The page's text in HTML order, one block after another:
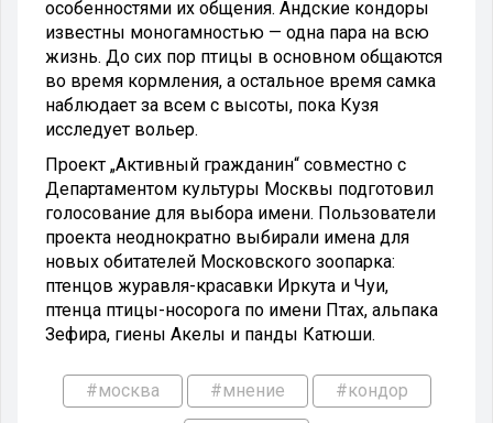
особенностями их общения. Андские кондоры
известны моногамностью — одна пара на всю
жизнь. До сих пор птицы в основном общаются
во время кормления, а остальное время самка
наблюдает за всем с высоты, пока Кузя
исследует вольер.
Проект „Активный гражданин“ совместно с
Департаментом культуры Москвы подготовил
голосование для выбора имени. Пользователи
проекта неоднократно выбирали имена для
новых обитателей Московского зоопарка:
птенцов журавля-красавки Иркута и Чуи,
птенца птицы-носорога по имени Птах, альпака
Зефира, гиены Акелы и панды Катюши.
#москва #мнение #кондор